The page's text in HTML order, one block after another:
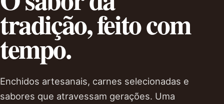
tradição, feito com
tempo.
Enchidos artesanais, carnes selecionadas e
sabores que atravessam gerações. Uma